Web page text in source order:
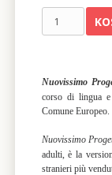
Nuovissimo
corso di lingua
Comune Europeo.
Nuovissimo
adulti, è la
stranieri più